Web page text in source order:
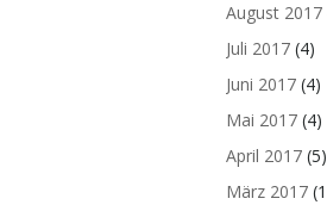
August 2017
Juli 2017 (4)
Juni 2017 (4)
Mai 2017 (4)
April 2017 (5)
März 2017